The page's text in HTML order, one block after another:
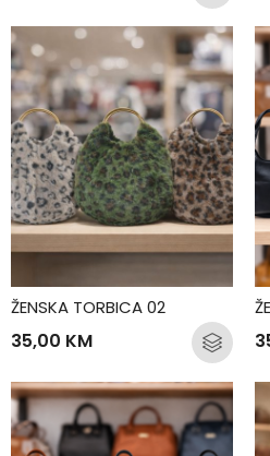
ŽENSKA TORBICA 02
35,00 KM